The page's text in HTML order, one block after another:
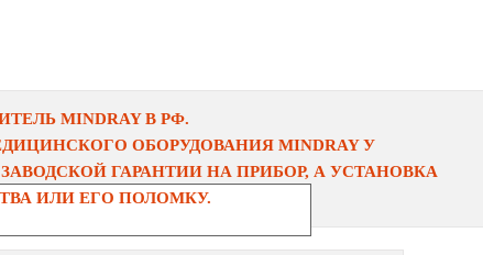
MINDRAY В РФ.
ОБОРУДОВАНИЯ MINDRAY У
ГАРАНТИИ НА ПРИБОР, А УСТАНОВКА
ИЛИ ЕГО ПОЛОМКУ.